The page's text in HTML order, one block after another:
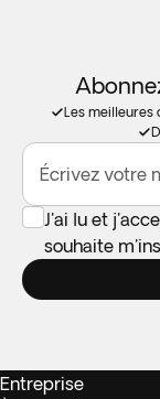
Les meilleures
Écrivez votre
J'ai lu et
souhaite
Entreprise